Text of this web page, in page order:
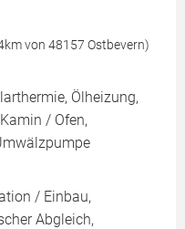
von 48157 Ostbevern)
Ölheizung,
/ Ofen,
/ Einbau,
Abgleich,